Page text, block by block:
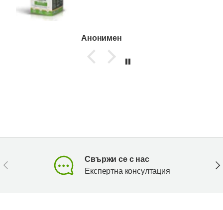
Анонимен
Предишен
Свържи се с нас
Експертна консултация